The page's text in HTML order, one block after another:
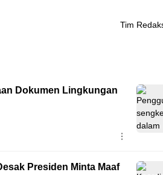
Tim
Dokumen Lingkungan
Presiden Minta Maaf